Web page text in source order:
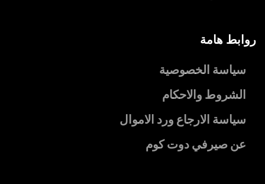
روابط هامة
سياسة الخصوصية
الشروط والاحكام
سياسة الارجاع ورد الاموال
عن صيرفي دوت كوم